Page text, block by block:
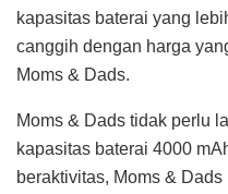
kapasitas baterai yang
canggih dengan harga
Moms & Dads.
Moms & Dads tidak perlu
kapasitas baterai 4000
beraktivitas, Moms &